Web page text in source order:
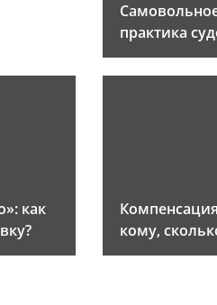
практика
как
кому,